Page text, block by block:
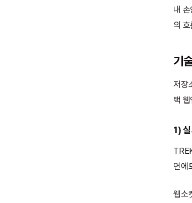
내
의
기
저장
택
1)
면에
웹소